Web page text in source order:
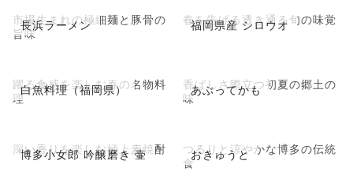
長浜ラーメン
市場生まれの極細麺と豚骨の
旨味
福岡県産 シロウオ
春を告げる透き通る旬の味覚
白魚料理（福岡県）
躍る食感を楽しむ春の名物料
理
あぶってかも
香ばしさ際立つ初夏の郷土の
味
博多小女郎 吟醸磨き 壷
深い香りを楽しむ極上麦焼酎 おきゅうと
つるりと涼やかな博多の伝統
食